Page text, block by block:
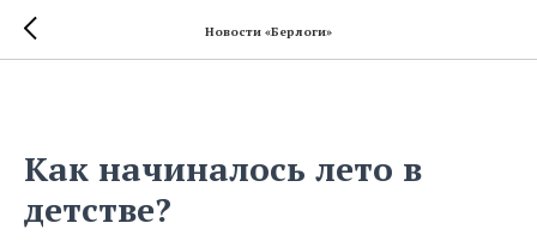
Новости «Берлоги»
Как начиналось лето в
детстве?